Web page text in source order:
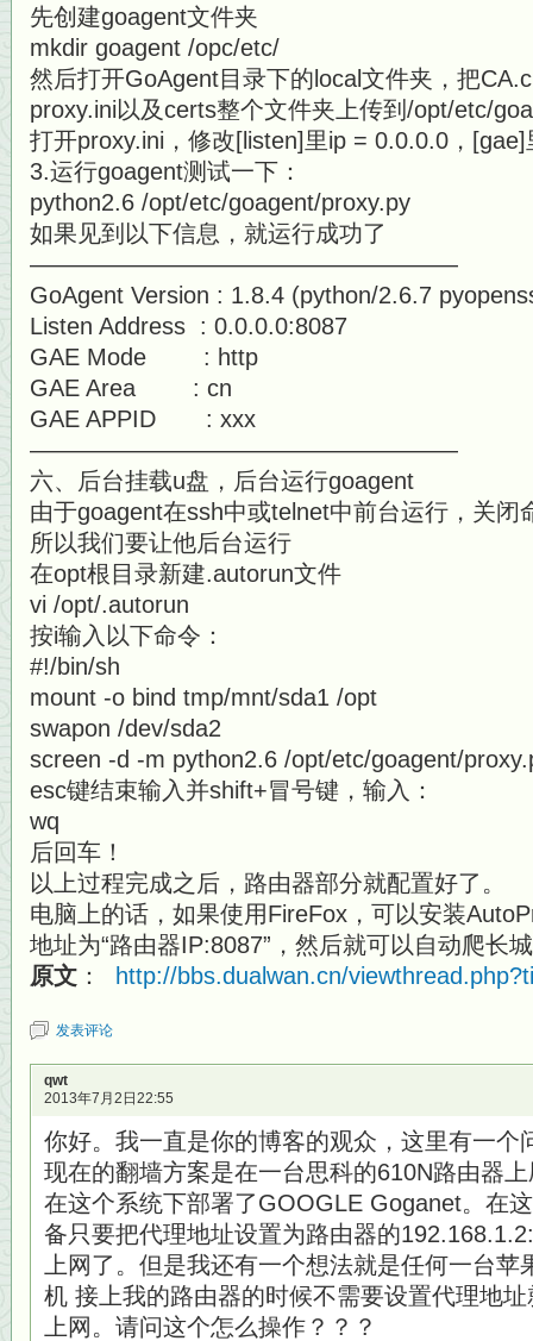
先创建goagent文件夹
mkdir goagent /opc/etc/
然后打开GoAgent目录下的local文件夹，把
proxy.ini以及certs整个文件夹上传到/opt/etc/
打开proxy.ini，修改[listen]里ip = 0.0.0.0，
3.运行goagent测试一下：
python2.6 /opt/etc/goagent/proxy.py
如果见到以下信息，就运行成功了
——————————————————
GoAgent Version : 1.8.4 (python/2.6.7
Listen Address : 0.0.0.0:8087
GAE Mode : http
GAE Area : cn
GAE APPID : xxx
——————————————————
六、后台挂载u盘，后台运行goagent
由于goagent在ssh中或telnet中前台运行，关闭
所以我们要让他后台运行
在opt根目录新建.autorun文件
vi /opt/.autorun
按i输入以下命令：
#!/bin/sh
mount -o bind tmp/mnt/sda1 /opt
swapon /dev/sda2
screen -d -m python2.6 /opt/etc/goagent/
esc键结束输入并shift+冒号键，输入：
wq
后回车！
以上过程完成之后，路由器部分就配置好了。
电脑上的话，如果使用FireFox，可以安装
地址为“路由器IP:8087”，然后就可以自动爬长
原文 ： http://bbs.dualwan.cn/
发表评论
qwt
2013年7月2日22:55
你好。我一直是你的博客的观众，这里有一个
现在的翻墙方案是在一台思科的610N路由器
在这个系统下部署了GOOGLE Goganet。在
备只要把代理地址设置为路由器的
上网了。但是我还有一个想法就是任何一台
机 接上我的路由器的时候不需要设置代理地
上网。请问这个怎么操作？？？